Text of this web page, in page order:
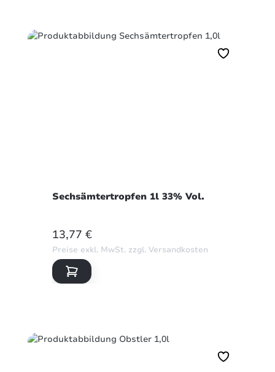
Sechsämtertropfen 1l 33% Vol.
REGULÄRER PREIS:
13,77 €
Preise exkl. MwSt. zzgl. Versandkosten